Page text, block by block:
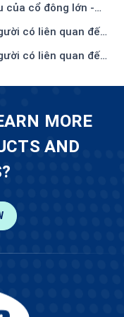
của cổ đông lớn -
Thiên Hải-(1)
có liên quan đến
CP
có liên quan đến
MORE
AND